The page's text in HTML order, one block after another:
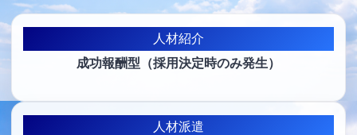
人材紹介
成功報酬型（採用決定時のみ発生）
人材派遣